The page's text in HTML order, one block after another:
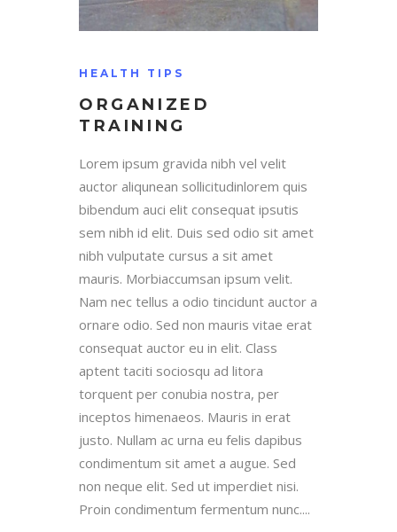
HEALTH TIPS
ORGANIZED
TRAINING
Lorem ipsum gravida nibh vel velit
auctor aliqunean sollicitudinlorem quis
bibendum auci elit consequat ipsutis
sem nibh id elit. Duis sed odio sit amet
nibh vulputate cursus a sit amet
mauris. Morbiaccumsan ipsum velit.
Nam nec tellus a odio tincidunt auctor a
ornare odio. Sed non mauris vitae erat
consequat auctor eu in elit. Class
aptent taciti sociosqu ad litora
torquent per conubia nostra, per
inceptos himenaeos. Mauris in erat
justo. Nullam ac urna eu felis dapibus
condimentum sit amet a augue. Sed
non neque elit. Sed ut imperdiet nisi.
Proin condimentum fermentum nunc....